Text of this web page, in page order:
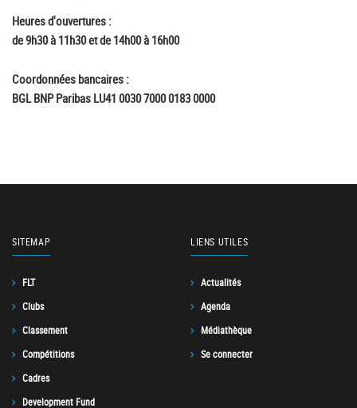
Heures d'ouvertures :
de 9h30 à 11h30 et de 14h00 à 16h00
Coordonnées bancaires :
BGL BNP Paribas LU41 0030 7000 0183 0000
SITEMAP
FLT
Clubs
Classement
Compétitions
Cadres
Development Fund
LIENS UTILES
Actualités
Agenda
Médiathèque
Se connecter